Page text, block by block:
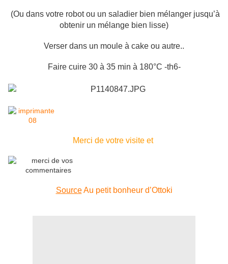
(Ou dans votre robot ou un saladier bien mélanger jusqu’à
obtenir un mélange bien lisse)
Verser dans un moule à cake ou autre..
Faire cuire 30 à 35 min à 180°C -th6-
Merci de votre visite et
SourceAu petit bonheur d’Ottoki